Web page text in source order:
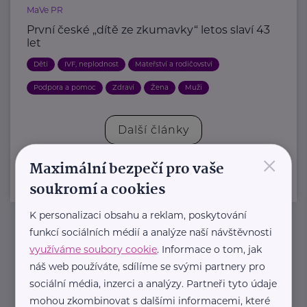
MaVe PR
První české „dítě ze zkumavky“ letos slaví 43
let
Děti IVF, neplodnost Mateřství a rodičovství
Podpora a pomoc Zdraví Žena Muži
Další články
Newsletter
Pravidelný přísun novinek, inspirace na každý den,
×
Maximální bezpečí pro vaše
soukromí a cookies
K personalizaci obsahu a reklam, poskytování
funkcí sociálních médií a analýze naší návštěvnosti
využíváme soubory cookie. Informace o tom, jak
náš web používáte, sdílíme se svými partnery pro
sociální média, inzerci a analýzy. Partneři tyto údaje
mohou zkombinovat s dalšími informacemi, které